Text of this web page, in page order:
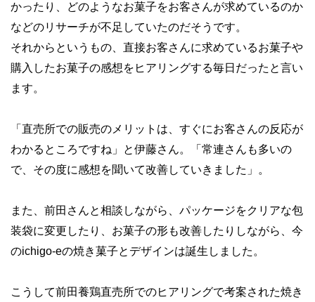
かったり、どのようなお菓子をお客さんが求めているのか
などのリサーチが不足していたのだそうです。
それからというもの、直接お客さんに求めているお菓子や
購入したお菓子の感想をヒアリングする毎日だったと言い
ます。
「直売所での販売のメリットは、すぐにお客さんの反応が
わかるところですね」と伊藤さん。「常連さんも多いの
で、その度に感想を聞いて改善していきました」。
また、前田さんと相談しながら、パッケージをクリアな包
装袋に変更したり、お菓子の形も改善したりしながら、今
のichigo-eの焼き菓子とデザインは誕生しました。
こうして前田養鶏直売所でのヒアリングで考案された焼き